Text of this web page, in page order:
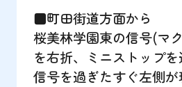
■町田街道方面から
桜美林学園東の信号(マ
を右折、ミニストップ
信号を過ぎたすぐ左側が